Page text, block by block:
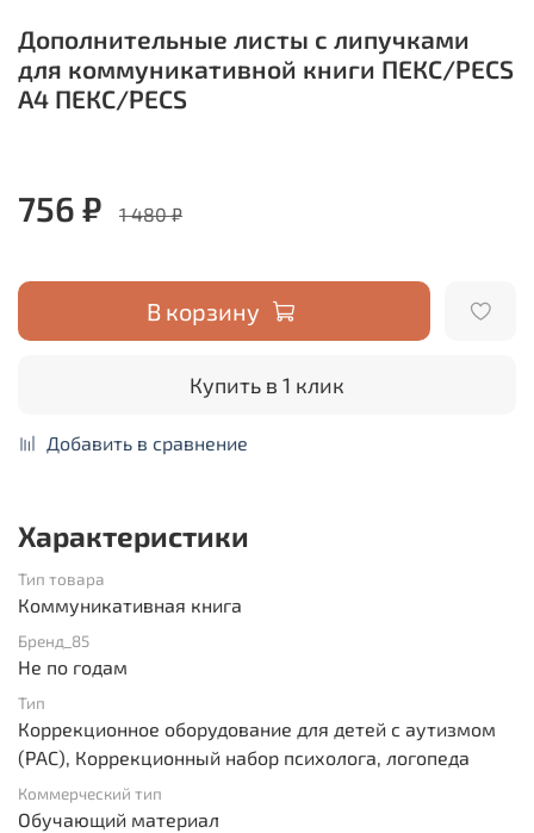
Дополнительные листы с липучками
для коммуникативной книги ПЕКС/PECS
А4 ПЕКС/PECS
756 ₽ 1 480 ₽
В корзину
Купить в 1 клик
Добавить в сравнение
Характеристики
Тип товара
Коммуникативная книга
Бренд_85
Не по годам
Тип
Коррекционное оборудование для детей с аутизмом
(РАС), Коррекционный набор психолога, логопеда
Коммерческий тип
Обучающий материал